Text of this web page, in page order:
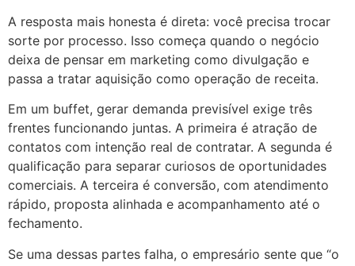
A resposta mais honesta é direta: você precisa trocar
sorte por processo. Isso começa quando o negócio
deixa de pensar em marketing como divulgação e
passa a tratar aquisição como operação de receita.
Em um buffet, gerar demanda previsível exige três
frentes funcionando juntas. A primeira é atração de
contatos com intenção real de contratar. A segunda é
qualificação para separar curiosos de oportunidades
comerciais. A terceira é conversão, com atendimento
rápido, proposta alinhada e acompanhamento até o
fechamento.
Se uma dessas partes falha, o empresário sente que “o